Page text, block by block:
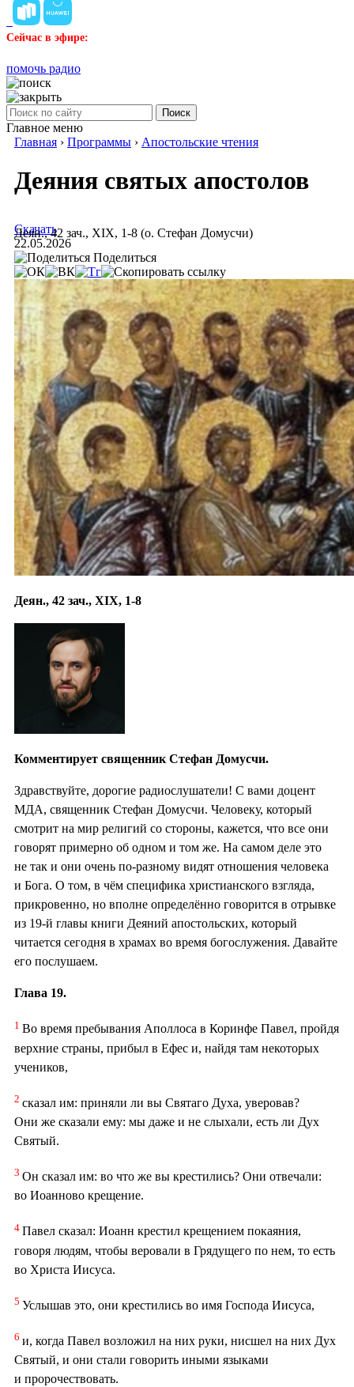
Сейчас в эфире:
помочь радио
Поиск
Главное меню
Главная › Программы › Апостольские чтения
Деяния святых апостолов
Деян., 42 зач., XIX, 1-8 (о. Стефан Домусчи)
Скачать
22.05.2026
Поделиться
Деян., 42 зач., XIX, 1-8
Комментирует священник Стефан Домусчи.
Здравствуйте, дорогие радиослушатели! С вами доцент
МДА, священник Стефан Домусчи. Человеку, который
смотрит на мир религий со стороны, кажется, что все они
говорят примерно об одном и том же. На самом деле это
не так и они очень по-разному видят отношения человека
и Бога. О том, в чём специфика христианского взгляда,
прикровенно, но вполне определённо говорится в отрывке
из 19-й главы книги Деяний апостольских, который
читается сегодня в храмах во время богослужения. Давайте
его послушаем.
Глава 19.
1 Во время пребывания Аполлоса в Коринфе Павел, пройдя
верхние страны, прибыл в Ефес и, найдя там некоторых
учеников,
2 сказал им: приняли ли вы Святаго Духа, уверовав?
Они же сказали ему: мы даже и не слыхали, есть ли Дух
Святый.
3 Он сказал им: во что же вы крестились? Они отвечали:
во Иоанново крещение.
4 Павел сказал: Иоанн крестил крещением покаяния,
говоря людям, чтобы веровали в Грядущего по нем, то есть
во Христа Иисуса.
5 Услышав это, они крестились во имя Господа Иисуса,
6 и, когда Павел возложил на них руки, нисшел на них Дух
Святый, и они стали говорить иными языками
и пророчествовать.